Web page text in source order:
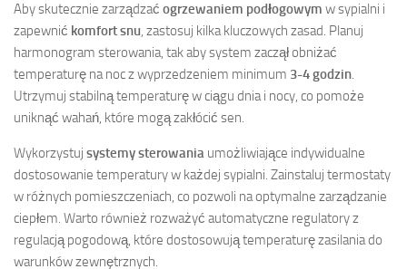
Aby skutecznie zarządzać ogrzewaniem podłogowym w sypialni i
zapewnić komfort snu, zastosuj kilka kluczowych zasad. Planuj
harmonogram sterowania, tak aby system zaczął obniżać
temperaturę na noc z wyprzedzeniem minimum 3-4 godzin.
Utrzymuj stabilną temperaturę w ciągu dnia i nocy, co pomoże
uniknąć wahań, które mogą zakłócić sen.
Wykorzystuj systemy sterowania umożliwiające indywidualne
dostosowanie temperatury w każdej sypialni. Zainstaluj termostaty
w różnych pomieszczeniach, co pozwoli na optymalne zarządzanie
ciepłem. Warto również rozważyć automatyczne regulatory z
regulacją pogodową, które dostosowują temperaturę zasilania do
warunków zewnętrznych.